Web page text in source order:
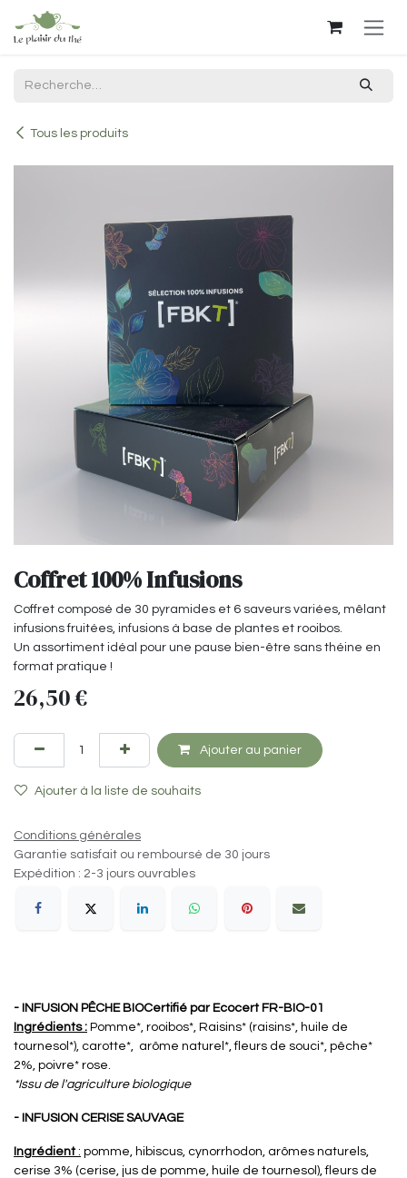
Se rendre au contenu
Tous les produits
Coffret 100% Infusions
Coffret composé de 30 pyramides et 6 saveurs variées, mêlant
infusions fruitées, infusions à base de plantes et rooibos.
Un assortiment idéal pour une pause bien-être sans théine en
format pratique !
26,50€
Ajouter au panier
Ajouter à la liste de souhaits
Conditions générales
Garantie satisfait ou remboursé de 30 jours
Expédition : 2-3 jours ouvrables
- INFUSION PÊCHE BIOCertifié par Ecocert FR-BIO-01
Ingrédients : Pomme*, rooibos*, Raisins* (raisins*, huile de
tournesol*), carotte*, arôme naturel*, fleurs de souci*, pêche*
2%, poivre* rose.
*Issu de l'agriculture biologique
- INFUSION CERISE SAUVAGE
Ingrédient: pomme, hibiscus, cynorrhodon, arômes naturels,
cerise 3% (cerise, jus de pomme, huile de tournesol), fleurs de